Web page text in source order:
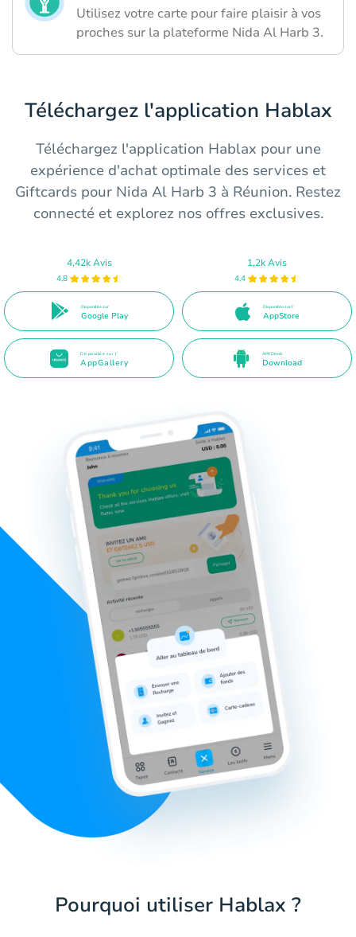
Utilisez votre carte pour faire plaisir à vos
proches sur la plateforme Nida Al Harb 3.
Téléchargez l'application Hablax
Téléchargez l'application Hablax pour une
expérience d'achat optimale des services et
Giftcards pour Nida Al Harb 3 à Réunion. Restez
connecté et explorez nos offres exclusives.
4,42k Avis
4,8
Disponible sur
Google Play
1,2k Avis
4,4
Disponible sur l'
AppStore
Disponible sur l'
AppGallery
APK Direct
Download
Pourquoi utiliser Hablax ?